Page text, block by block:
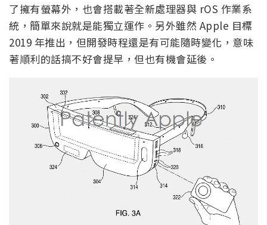
了擁有螢幕外，也會搭載著全新處理器與 rOS 作業系
統，簡單來說就是能獨立運作。另外雖然 Apple 目標
2019 年推出，但開發時程還是有可能隨時變化，意味
著順利的話搞不好會提早，但也有機會延後。